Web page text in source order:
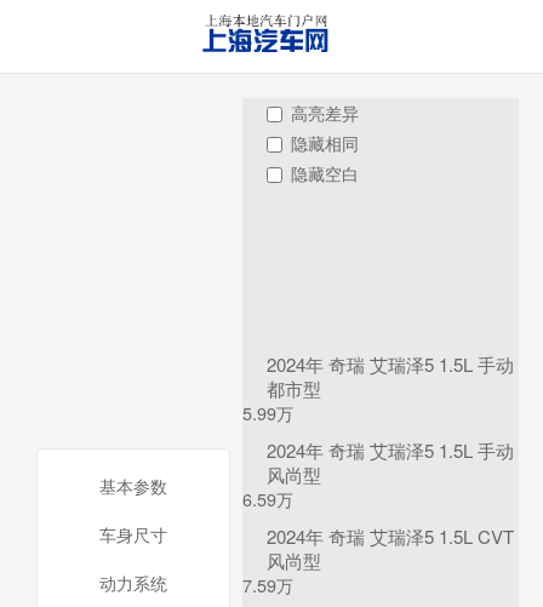
高亮差异
隐藏相同
隐藏空白
2024年 奇瑞 艾瑞泽5 1.5L 手动
都市型
5.99万
2024年 奇瑞 艾瑞泽5 1.5L 手动
风尚型
6.59万
2024年 奇瑞 艾瑞泽5 1.5L CVT
风尚型
7.59万
基本参数
车身尺寸
动力系统